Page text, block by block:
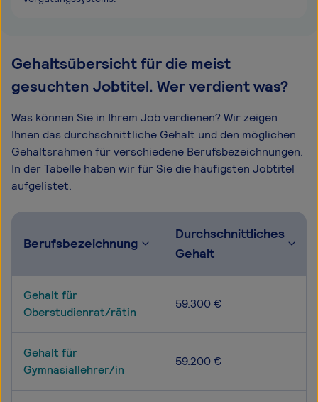
Gehaltsübersicht für die meist
gesuchten Jobtitel. Wer verdient was?
Was können Sie in Ihrem Job verdienen? Wir zeigen
Ihnen das durchschnittliche Gehalt und den möglichen
Gehaltsrahmen für verschiedene Berufsbezeichnungen.
In der Tabelle haben wir für Sie die häufigsten Jobtitel
aufgelistet.
Berufsbezeichnung
Durchschnittliches
Gehalt
Gehalt für
Oberstudienrat/rätin
59.300 €
Gehalt für
Gymnasiallehrer/in
59.200 €